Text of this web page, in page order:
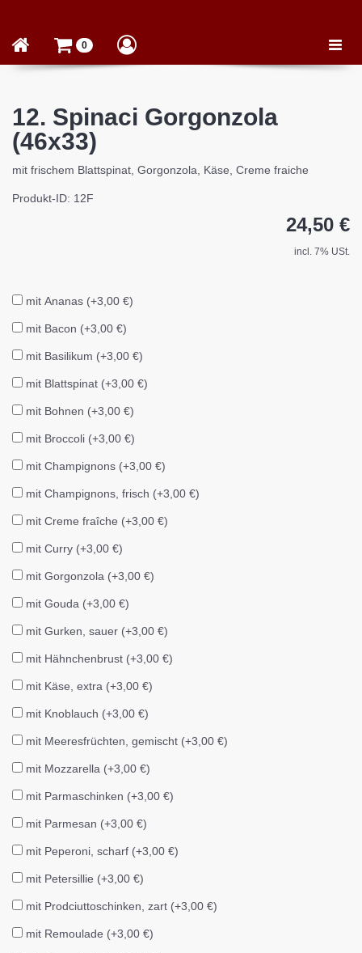
Toggle
0
12. Spinaci Gorgonzola
(46x33)
mit frischem Blattspinat, Gorgonzola, Käse, Creme fraiche
Produkt-ID: 12F
24,50 €
incl. 7% USt.
mit Ananas (+3,00 €)
mit Bacon (+3,00 €)
mit Basilikum (+3,00 €)
mit Blattspinat (+3,00 €)
mit Bohnen (+3,00 €)
mit Broccoli (+3,00 €)
mit Champignons (+3,00 €)
mit Champignons, frisch (+3,00 €)
mit Creme fraîche (+3,00 €)
mit Curry (+3,00 €)
mit Gorgonzola (+3,00 €)
mit Gouda (+3,00 €)
mit Gurken, sauer (+3,00 €)
mit Hähnchenbrust (+3,00 €)
mit Käse, extra (+3,00 €)
mit Knoblauch (+3,00 €)
mit Meeresfrüchten, gemischt (+3,00 €)
mit Mozzarella (+3,00 €)
mit Parmaschinken (+3,00 €)
mit Parmesan (+3,00 €)
mit Peperoni, scharf (+3,00 €)
mit Petersillie (+3,00 €)
mit Prodciuttoschinken, zart (+3,00 €)
mit Remoulade (+3,00 €)